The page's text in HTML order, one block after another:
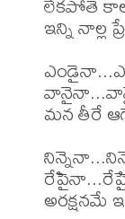
ఇన్ని నాల్ల
మన తీరే
అరక్షనమే